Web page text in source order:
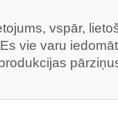
vspār,
vie varu